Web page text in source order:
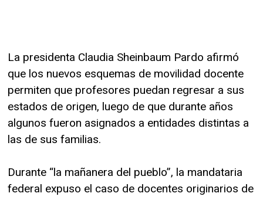
La presidenta Claudia Sheinbaum Pardo afirmó
que los nuevos esquemas de movilidad docente
permiten que profesores puedan regresar a sus
estados de origen, luego de que durante años
algunos fueron asignados a entidades distintas a
las de sus familias.
Durante “la mañanera del pueblo”, la mandataria
federal expuso el caso de docentes originarios de